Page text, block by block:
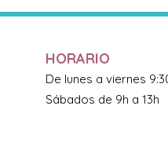
HORARIO
De lunes a viernes
Sábados de 9h a 13h